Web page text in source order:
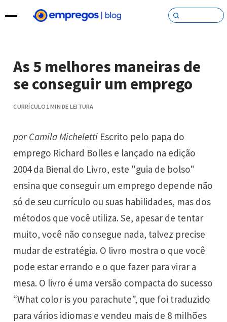
Pular para o conteúdo
As 5 melhores maneiras de
se conseguir um emprego
CURRÍCULO 1 MIN DE LEITURA
por Camila Micheletti Escrito pelo papa do
emprego Richard Bolles e lançado na edição
2004 da Bienal do Livro, este "guia de bolso"
ensina que conseguir um emprego depende não
só de seu currículo ou suas habilidades, mas dos
métodos que você utiliza. Se, apesar de tentar
muito, você não consegue nada, talvez precise
mudar de estratégia. O livro mostra o que você
pode estar errando e o que fazer para virar a
mesa. O livro é uma versão compacta do sucesso
“What color is you parachute”, que foi traduzido
para vários idiomas e vendeu mais de 8 milhões